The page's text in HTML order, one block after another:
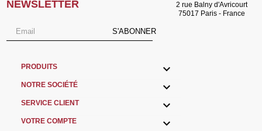
NEWSLETTER
S'ABONNER
PRODUITS 
NOTRE SOCIÉTÉ 
SERVICE CLIENT 
VOTRE COMPTE 
2 rue Balny d'Avricourt
75017 Paris - France